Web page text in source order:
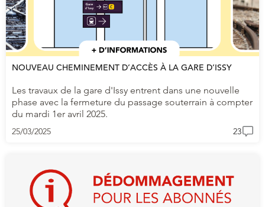
NOUVEAU CHEMINEMENT D’ACCÈS À LA GARE D’ISSY
Les travaux de la gare d'Issy entrent dans une nouvelle
phase avec la fermeture du passage souterrain à compter
du mardi 1er avril 2025.
25/03/2025 23